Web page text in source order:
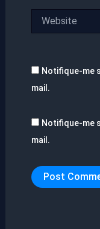
Notifique-me
mail.
Notifique-me
mail.